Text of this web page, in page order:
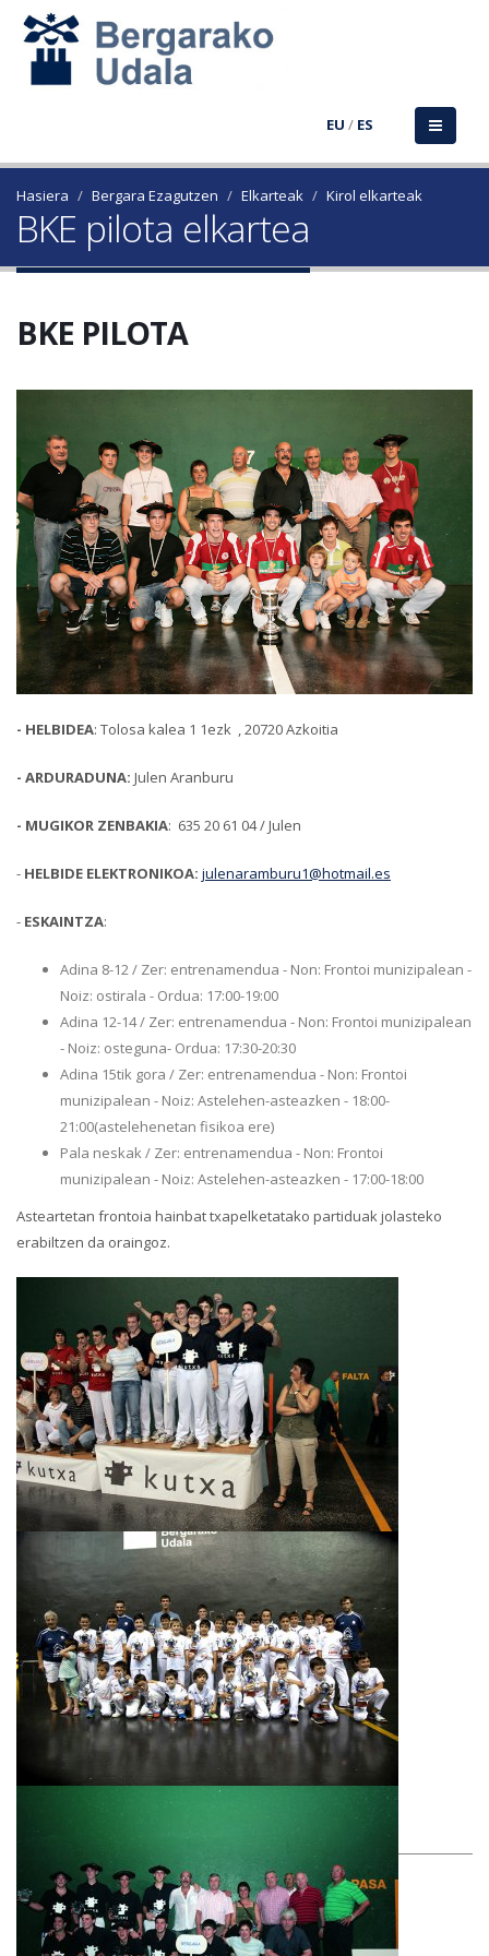
EU / ES
Hasiera Bergara Ezagutzen Elkarteak Kirol elkarteak
BKE pilota elkartea
BKE PILOTA
- HELBIDEA: Tolosa kalea 1 1ezk , 20720 Azkoitia
- ARDURADUNA: Julen Aranburu
- MUGIKOR ZENBAKIA: 635 20 61 04 / Julen
- HELBIDE ELEKTRONIKOA: julenaramburu1@hotmail.es
- ESKAINTZA:
Adina 8-12 / Zer: entrenamendua - Non: Frontoi munizipalean -
Noiz: ostirala - Ordua: 17:00-19:00
Adina 12-14 / Zer: entrenamendua - Non: Frontoi munizipalean
- Noiz: osteguna- Ordua: 17:30-20:30
Adina 15tik gora / Zer: entrenamendua - Non: Frontoi
munizipalean - Noiz: Astelehen-asteazken - 18:00-
21:00(astelehenetan fisikoa ere)
Pala neskak / Zer: entrenamendua - Non: Frontoi
munizipalean - Noiz: Astelehen-asteazken - 17:00-18:00
Asteartetan frontoia hainbat txapelketatako partiduak jolasteko
erabiltzen da oraingoz.